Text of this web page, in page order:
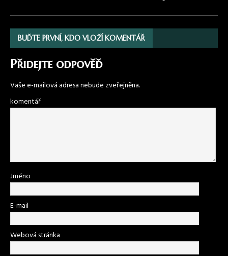
BUĎTE PRVNÍ, KDO VLOŽÍ KOMENTÁŘ
Přidejte odpověď
Vaše e-mailová adresa nebude zveřejněna.
komentář
Jméno
E-mail
Webová stránka